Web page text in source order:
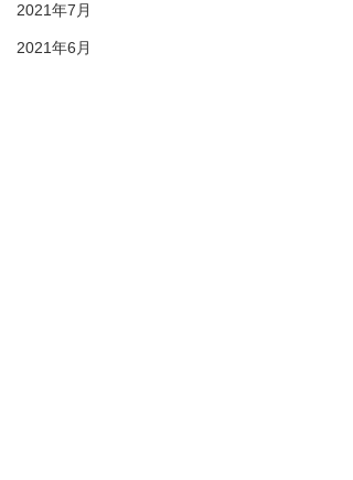
2021年7月
2021年6月